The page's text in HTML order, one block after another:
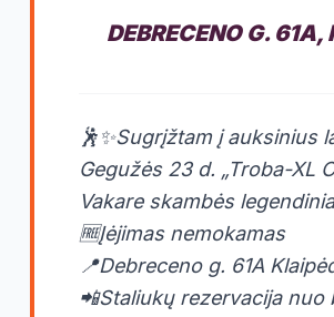
DEBRECENO G.
🕺✨Sugrįžtam į auksinius
Gegužės 23 d. „Troba-XL
Vakare skambės
🆓Įėjimas nemokamas
📍Debreceno g. 61A
📲Staliukų rezervacija